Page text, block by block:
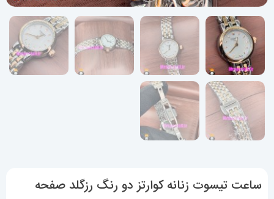
ساعت تیسوت زنانه کوارتز دو رنگ رزگلد صفحه